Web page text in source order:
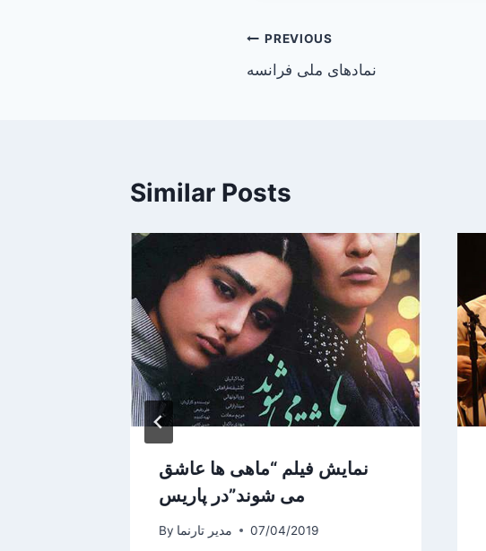
Post
navigation
PREVIOUS
نمادهای ملی فرانسه
Similar Posts
نمایش فیلم “ماهی ها عاشق
می شوند”در پاریس
By مدیر تارنما 07/04/2019